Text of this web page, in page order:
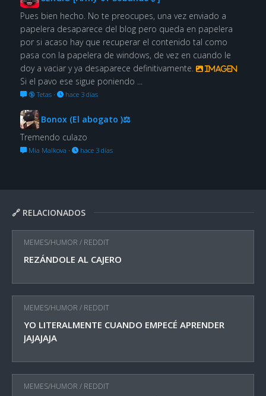
🔗 RELACIONADOS
MEMES/HUMOR / REDDIT
REZÁNDOLE AL CAJERO
MEMES/HUMOR / REDDIT
YO LITERALMENTE CUANDO EMPECÉ APRENDER
JAJAJAJA
MEMES/HUMOR / REDDIT
Pues bien hecho. No te preocupes, una vez enviado a
papelera desaparece del blog pero queda en papelera
por si acaso hay que recuperar el contenido tal como
pasa con la papelera de windows, de vez en cuando le
doy a vaciar y ya desaparece definitivamente.
Imagen
Si el pavo ese sigue poniendo ...
🔞 Tetas· hace 3 días
Bonox (El abogato )⚖
Tremendo culazo
Mia Malkova · hace 3 días